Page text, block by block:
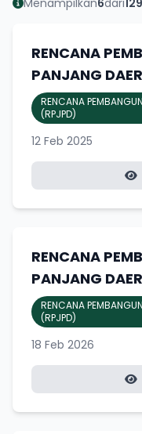
RENCANA
PANJANG
RENCANA
(RPJPD)
12 Feb 2025
RENCANA
PANJANG
RENCANA
(RPJPD)
18 Feb 2026